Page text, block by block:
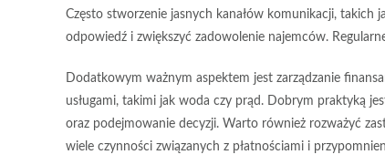
Często stworzenie jasnych kanałów komunikacji, takich
odpowiedź i zwiększyć zadowolenie najemców.
Dodatkowym ważnym aspektem jest zarządzanie
usługami, takimi jak woda czy prąd. Dobrym praktyką
oraz podejmowanie decyzji. Warto również rozważyć
wiele czynności związanych z płatnościami i